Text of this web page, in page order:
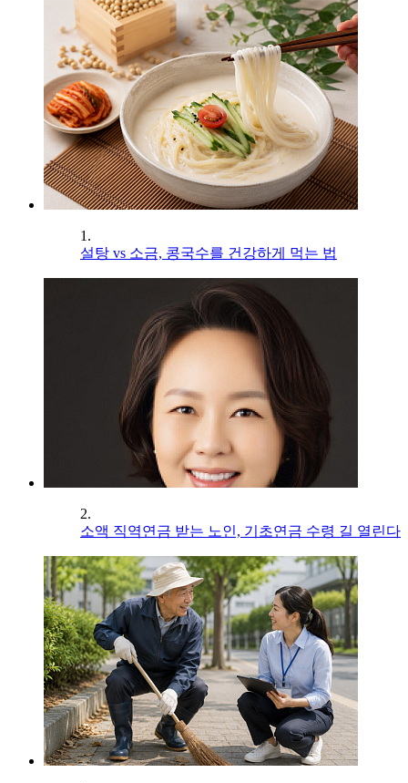
1.
설탕 vs 소금, 콩국수를 건강하게 먹는 법
2.
소액 직역연금 받는 노인, 기초연금 수령 길 열린다